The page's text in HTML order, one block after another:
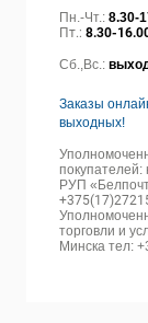
Пн.-Чт.: 8.30-
Пт.: 8.30-
Сб.,Вс.:
Заказы
выходных!
покупателей:
РУП
торговли и
Минска тел: